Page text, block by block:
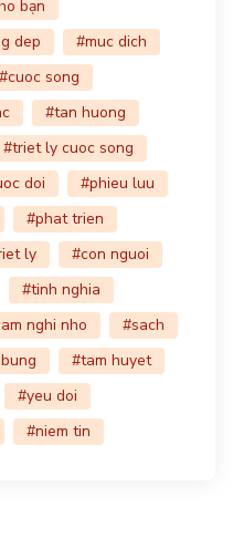
bạn
dep
#muc dich
#cuoc song
#tan huong
#triet ly cuoc song
doi
#phieu luu
#phat trien
ly
#con nguoi
#tinh nghia
nghi nho
#sach
#tam huyet
#yeu doi
#niem tin